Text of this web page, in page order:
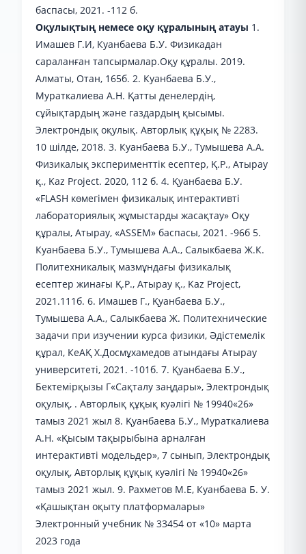
баспасы, 2021. -112 б.
Оқулықтың немесе оқу құралының атауы 1.
Имашев Г.И, Куанбаева Б.У. Физикадан
сараланған тапсырмалар.Оқу құралы. 2019.
Алматы, Отан, 165б. 2. Куанбаева Б.У.,
Мураткалиева А.Н. Қатты денелердің,
сұйықтардың және газдардың қысымы.
Электрондық оқулық. Авторлық құқық № 2283.
10 шілде, 2018. 3. Куанбаева Б.У., Тумышева А.А.
Физикалық эксперименттік есептер, Қ.Р., Атырау
қ., Kaz Project. 2020, 112 б. 4. Қуанбаева Б.У.
«FLASH көмегімен физикалық интерактивті
лабораториялық жұмыстарды жасақтау» Оқу
құралы, Атырау, «ASSEM» баспасы, 2021. -96б 5.
Куанбаева Б.У., Тумышева А.А., Салыкбаева Ж.К.
Политехникалық мазмұндағы физикалық
есептер жинағы Қ.Р., Атырау қ., Kaz Project,
2021.111б. 6. Имашев Г., Қуанбаева Б.У.,
Тумышева А.А., Салыкбаева Ж. Политехнические
задачи при изучении курса физики, Әдістемелік
құрал, КеАҚ Х.Досмұхамедов атындағы Атырау
университеті, 2021. -101б. 7. Қуанбаева Б.У.,
Бектемірқызы Г«Сақталу заңдары», Электрондық
оқулық, . Авторлық құқық куәлігі № 19940«26»
тамыз 2021 жыл 8. Қуанбаева Б.У., Мураткалиева
А.Н. «Қысым тақырыбына арналған
интерактивті модельдер», 7 сынып, Электрондық
оқулық, Авторлық құқық куәлігі № 19940«26»
тамыз 2021 жыл. 9. Рахметов М.Е, Куанбаева Б. У.
«Қашықтан оқыту платформалары»
Электронный учебник № 33454 от «10» марта
2023 года